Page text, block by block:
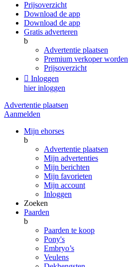
Prijsoverzicht
Download de app
Download de app
Gratis adverteren
b
Advertentie plaatsen
Premium verkoper worden
Prijsoverzicht
 Inloggen
hier inloggen
Advertentie plaatsen
Aanmelden
Mijn ehorses
b
Advertentie plaatsen
Mijn advertenties
Mijn berichten
Mijn favorieten
Mijn account
Inloggen
Zoeken
Paarden
b
Paarden te koop
Pony's
Embryo’s
Veulens